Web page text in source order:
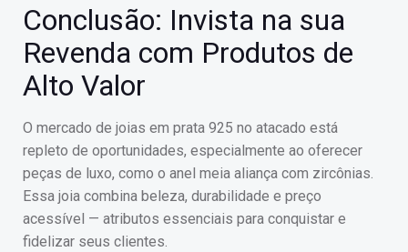
Conclusão: Invista na sua
Revenda com Produtos de
Alto Valor
O mercado de joias em prata 925 no atacado está
repleto de oportunidades, especialmente ao oferecer
peças de luxo, como o anel meia aliança com zircônias.
Essa joia combina beleza, durabilidade e preço
acessível — atributos essenciais para conquistar e
fidelizar seus clientes.